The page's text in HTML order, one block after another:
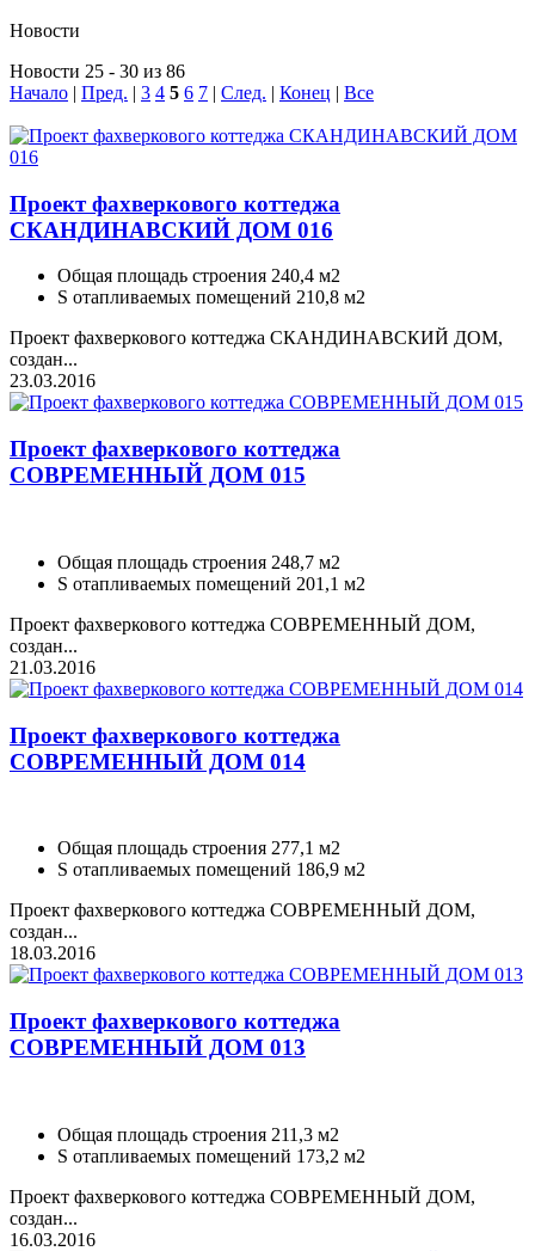
Новости
Новости 25 - 30 из 86
Начало | Пред. | 3 4 5 6 7 | След. | Конец | Все
Проект фахверкового коттеджа
СКАНДИНАВСКИЙ ДОМ 016
Общая площадь строения 240,4 м2
S отапливаемых помещений 210,8 м2
Проект фахверкового коттеджа СКАНДИНАВСКИЙ ДОМ,
создан...
23.03.2016
Проект фахверкового коттеджа
СОВРЕМЕННЫЙ ДОМ 015
Общая площадь строения 248,7 м2
S отапливаемых помещений 201,1 м2
Проект фахверкового коттеджа СОВРЕМЕННЫЙ ДОМ,
создан...
21.03.2016
Проект фахверкового коттеджа
СОВРЕМЕННЫЙ ДОМ 014
Общая площадь строения 277,1 м2
S отапливаемых помещений 186,9 м2
Проект фахверкового коттеджа СОВРЕМЕННЫЙ ДОМ,
создан...
18.03.2016
Проект фахверкового коттеджа
СОВРЕМЕННЫЙ ДОМ 013
Общая площадь строения 211,3 м2
S отапливаемых помещений 173,2 м2
Проект фахверкового коттеджа СОВРЕМЕННЫЙ ДОМ,
создан...
16.03.2016